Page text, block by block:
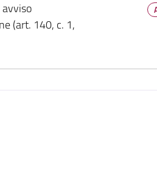
(art. 140, c. 1,